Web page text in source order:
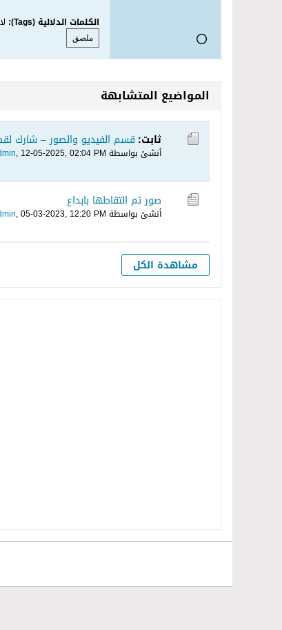
الكلمات الدلالية (Tags):
ملصق
المواضيع المتشابهة
ثابت: قسم الفيديو والصور – شارك
أنشئ بواسطة , 12-05-2025, 02:04 PM
صور تم التقاطها بابداع
أنشئ بواسطة ,05-03-2023, 12:20 PM
مشاهدة الكل